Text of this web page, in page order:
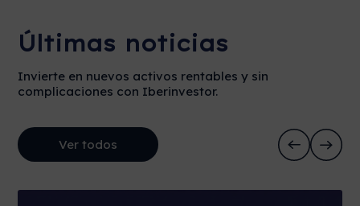
Últimas noticias
Invierte en nuevos activos rentables y sin
complicaciones con Iberinvestor.
Ver todos